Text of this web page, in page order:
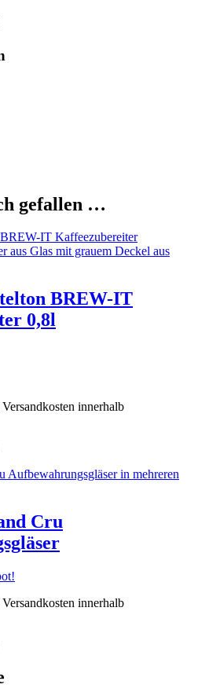
gefallen …
BREW-IT
0,8l
innerhalb
Cru
innerhalb